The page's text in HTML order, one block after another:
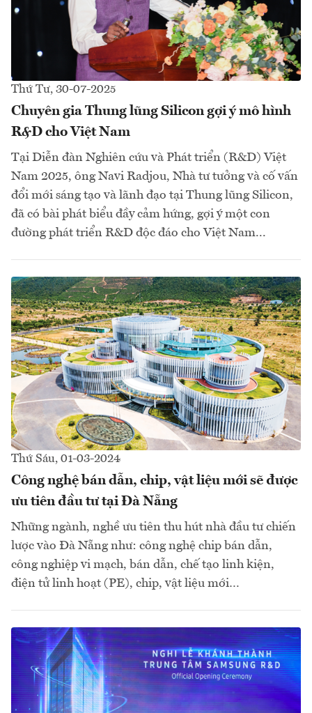
Thứ Tư, 30-07-2025
Chuyên gia Thung lũng Silicon gợi ý mô hình
R&D cho Việt Nam
Tại Diễn đàn Nghiên cứu và Phát triển (R&D) Việt
Nam 2025, ông Navi Radjou, Nhà tư tưởng và cố vấn
đổi mới sáng tạo và lãnh đạo tại Thung lũng Silicon,
đã có bài phát biểu đầy cảm hứng, gợi ý một con
đường phát triển R&D độc đáo cho Việt Nam...
Thứ Sáu, 01-03-2024
Công nghệ bán dẫn, chip, vật liệu mới sẽ được
ưu tiên đầu tư tại Đà Nẵng
Những ngành, nghề ưu tiên thu hút nhà đầu tư chiến
lược vào Đà Nẵng như: công nghệ chip bán dẫn,
công nghiệp vi mạch, bán dẫn, chế tạo linh kiện,
điện tử linh hoạt (PE), chip, vật liệu mới…